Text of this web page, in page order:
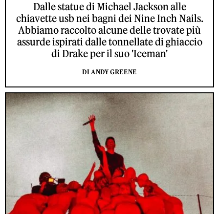
Dalle statue di Michael Jackson alle
chiavette usb nei bagni dei Nine Inch Nails.
Abbiamo raccolto alcune delle trovate più
assurde ispirati dalle tonnellate di ghiaccio
di Drake per il suo 'Iceman'
DI ANDY GREENE